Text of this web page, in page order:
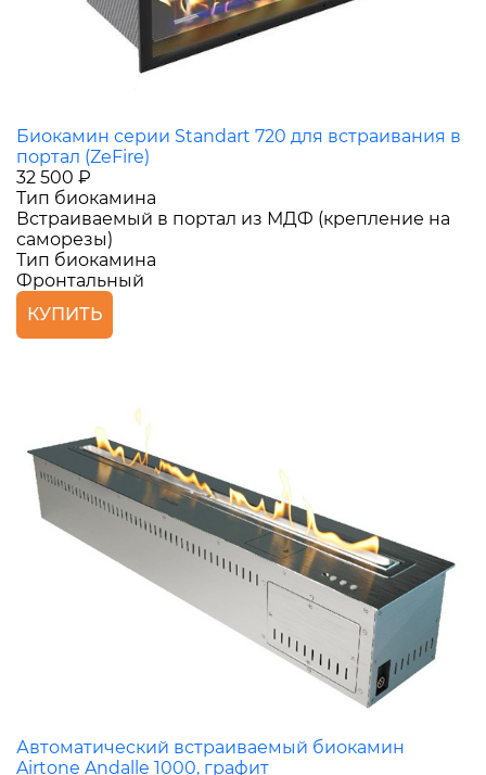
Биокамин серии Standart 720 для встраивания в
портал (ZeFire)
32 500 ₽
Тип биокамина
Встраиваемый в портал из МДФ (крепление на
саморезы)
Тип биокамина
Фронтальный
КУПИТЬ
Автоматический встраиваемый биокамин
Airtone Andalle 1000, графит